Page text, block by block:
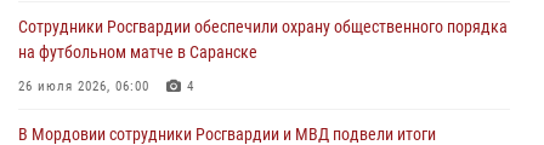
подозреваемого в причинении телесных повреждений супруге
05 августа 2026, 12:34
Сотрудники Росгвардии обеспечили охрану общественного порядка
на футбольном матче в Саранске
26 июля 2026, 06:00 4
В Мордовии сотрудники Росгвардии и МВД подвели итоги